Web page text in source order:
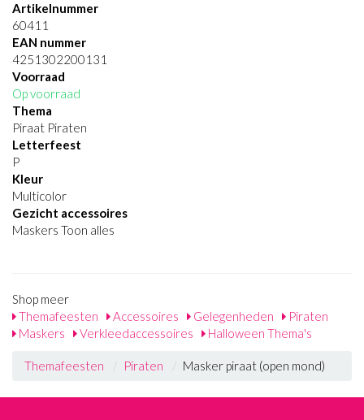
Artikelnummer
60411
EAN nummer
4251302200131
Voorraad
Op voorraad
Thema
Piraat Piraten
Letterfeest
P
Kleur
Multicolor
Gezicht accessoires
Maskers Toon alles
Shop meer
Themafeesten
Accessoires Gelegenheden
Piraten
Maskers
Verkleedaccessoires Halloween Thema's
Themafeesten Piraten Masker piraat (open mond)